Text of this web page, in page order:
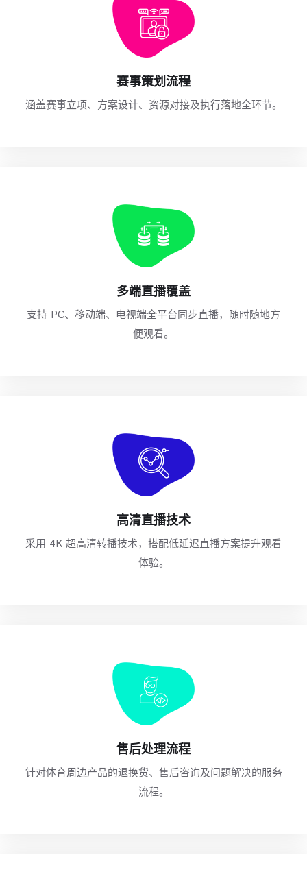
赛事策划流程
涵盖赛事立项、方案设计、资源对接及执行落地全环节。
多端直播覆盖
支持 PC、移动端、电视端全平台同步直播，随时随地方
便观看。
高清直播技术
采用 4K 超高清转播技术，搭配低延迟直播方案提升观看
体验。
售后处理流程
针对体育周边产品的退换货、售后咨询及问题解决的服务
流程。